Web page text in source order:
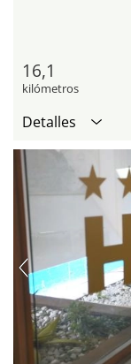
16,1
kilómetros
Detalles